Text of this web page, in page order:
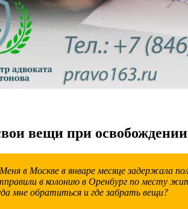
вещи при
в Москве в январе месяце задержала
в колонию в Оренбург по месту
мне обратиться и где забрать вещи?